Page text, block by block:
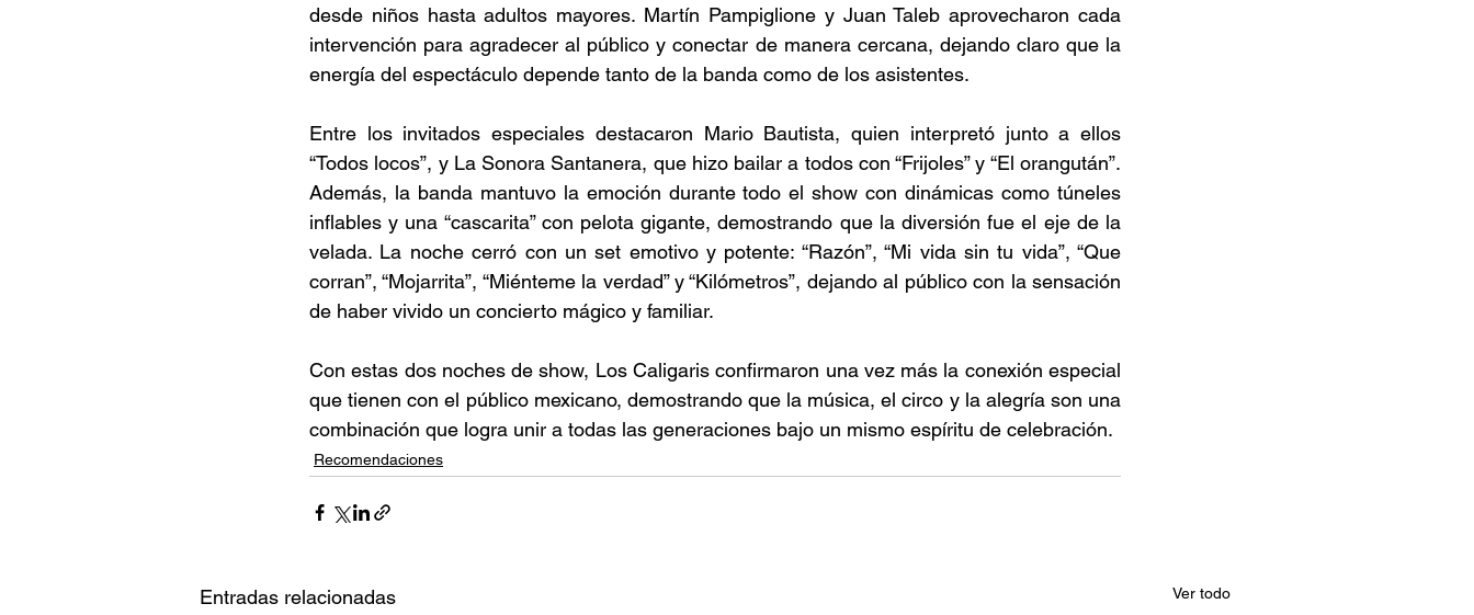
desde niños hasta adultos mayores. Martín Pampiglione y Juan Taleb aprovecharon cada
intervención para agradecer al público y conectar de manera cercana, dejando claro que la
energía del espectáculo depende tanto de la banda como de los asistentes.
Entre los invitados especiales destacaron Mario Bautista, quien interpretó junto a ellos
“Todos locos”, y La Sonora Santanera, que hizo bailar a todos con “Frijoles” y “El orangután”.
Además, la banda mantuvo la emoción durante todo el show con dinámicas como túneles
inflables y una “cascarita” con pelota gigante, demostrando que la diversión fue el eje de la
velada. La noche cerró con un set emotivo y potente: “Razón”, “Mi vida sin tu vida”, “Que
corran”, “Mojarrita”, “Miénteme la verdad” y “Kilómetros”, dejando al público con la sensación
de haber vivido un concierto mágico y familiar.
Con estas dos noches de show, Los Caligaris confirmaron una vez más la conexión especial
que tienen con el público mexicano, demostrando que la música, el circo y la alegría son una
combinación que logra unir a todas las generaciones bajo un mismo espíritu de celebración.
Recomendaciones
Entradas relacionadas Ver todo